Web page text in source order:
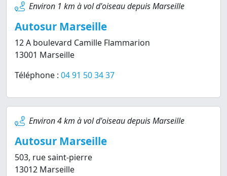
Environ 1 km à vol d'oiseau depuis Marseille
Autosur Marseille
12 A boulevard Camille Flammarion
13001 Marseille
Téléphone : 04 91 50 34 37
Environ 4 km à vol d'oiseau depuis Marseille
Autosur Marseille
503, rue saint-pierre
13012 Marseille